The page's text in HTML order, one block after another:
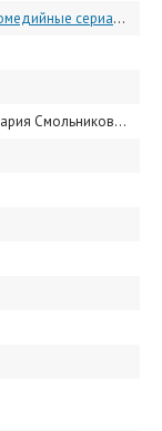
сериалы
Екатерина Шумакова, Евгений Сахаров, Михаил Бочаров, Илья Белов